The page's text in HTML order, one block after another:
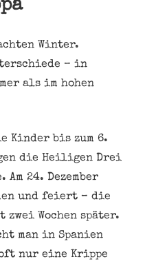
Winter.
– in
als im hohen
Kinder bis zum 6.
die Heiligen Drei
24. Dezember
und feiert – die
Wochen später.
man in Spanien
nur eine Krippe